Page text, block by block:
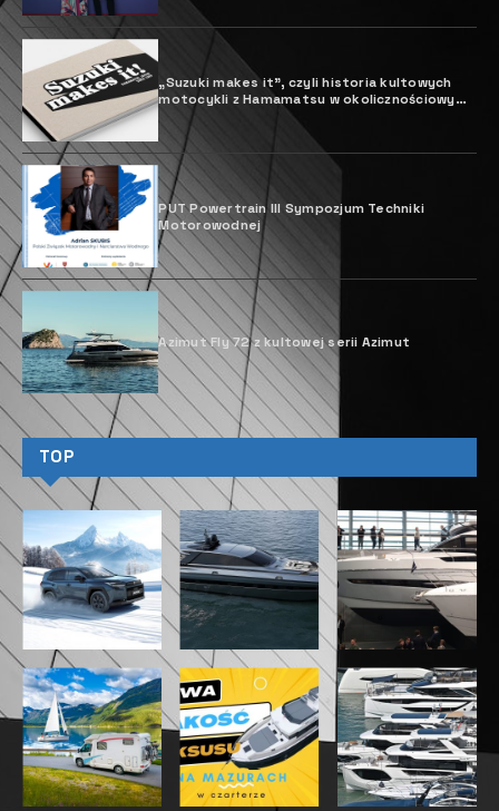
„Suzuki makes it”, czyli historia kultowych
motocykli z Hamamatsu w okolicznościowym
albumie
PUT Powertrain III Sympozjum Techniki
Motorowodnej
Azimut Fly 72 z kultowej serii Azimut
TOP